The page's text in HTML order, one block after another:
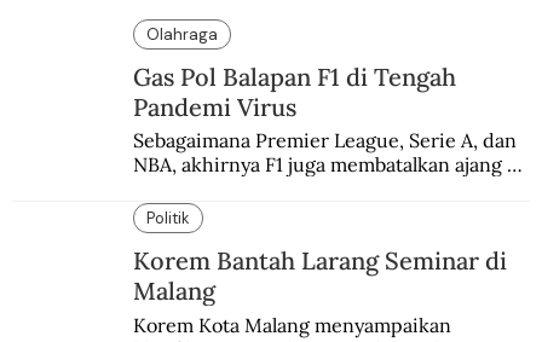
Olahraga
Gas Pol Balapan F1 di Tengah
Pandemi Virus
Sebagaimana Premier League, Serie A, dan
NBA, akhirnya F1 juga membatalkan ajang
enam dekade lampau.
Politik
Korem Bantah Larang Seminar di
Malang
Korem Kota Malang menyampaikan